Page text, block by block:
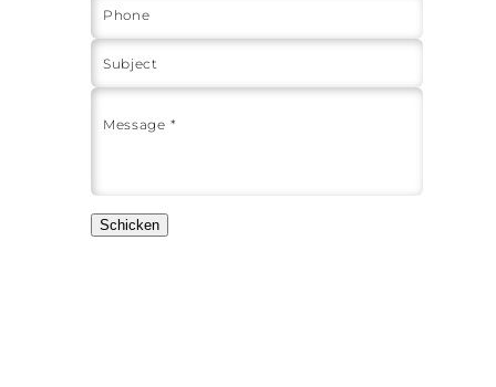
Phone
Subject
Message *
Schicken